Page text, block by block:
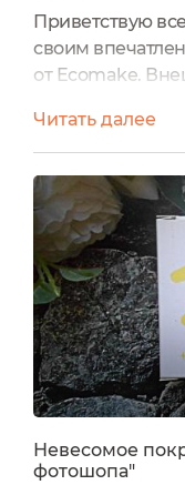
Приветствую
своим
от Ecomake.
с праймером
Минимализм,
цвета - всё это
косметики
круто
праймере есть
которые...
Читать далее
Невесомое
фотошопа"